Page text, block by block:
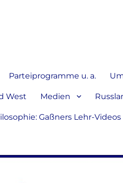
Parteiprogramme u. a.
West Medien
Gaßners Lehr-Videos